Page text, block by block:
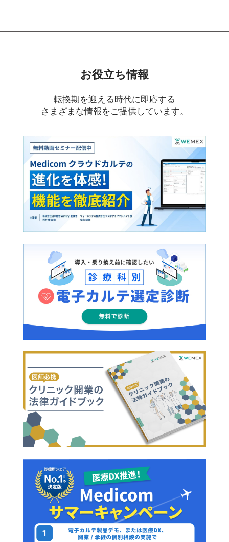
お役立ち情報
転換期を迎える時代に即応する
さまざまな情報をご提供しています。